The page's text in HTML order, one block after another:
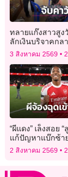
ทลายแก๊งสาวสูง
ลักเงินบริจาคกล
ได้ 1 อีก 2 หนีทัน
3 สิงหาคม 2569
“ผีแดง” เล็งสอย
แก้ปัญหาแบ๊กซ้า
2 สิงหาคม 2569